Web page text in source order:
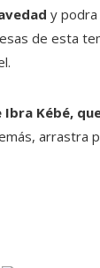
y
de esta
Kébé,
arrastra